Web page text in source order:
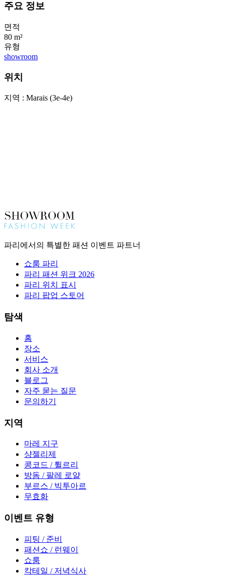
주요 정보
면적
80 m²
유형
showroom
위치
지역 : Marais (3e-4e)
파리에서의 특별한 패션 이벤트 파트너
쇼룸 파리
파리 패션 위크 2026
파리 위치 표시
파리 팝업 스토어
탐색
홈
장소
서비스
회사 소개
블로그
자주 묻는 질문
문의하기
지역
마레 지구
샹젤리제
콩코드 / 튈르리
방돔 / 팔레 로얄
부르스 / 빅투아르
무효화
이벤트 유형
피팅 / 준비
패션쇼 / 런웨이
쇼룸
칵테일 / 저녁식사